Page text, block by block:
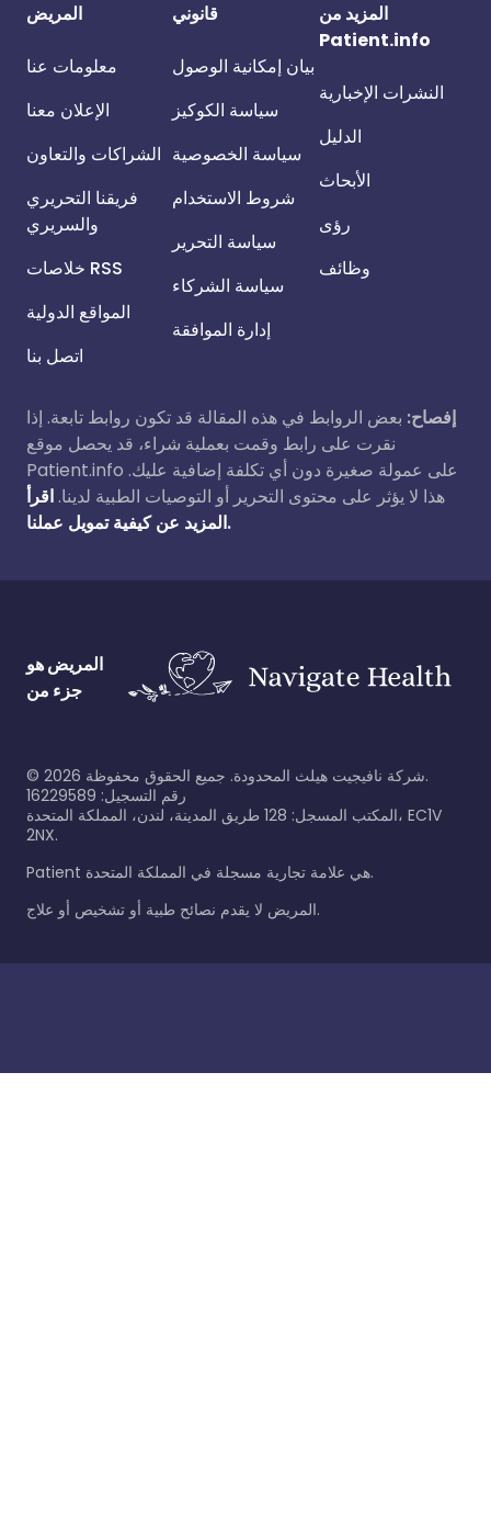
المريض
معلومات عنا
الإعلان معنا
الشراكات والتعاون
فريقنا التحريري
والسريري
خلاصات RSS
المواقع الدولية
اتصل بنا
قانوني
بيان إمكانية الوصول
سياسة الكوكيز
سياسة الخصوصية
شروط الاستخدام
سياسة التحرير
سياسة الشركاء
إدارة الموافقة
المزيد من
Patient.info
النشرات الإخبارية
الدليل
الأبحاث
رؤى
وظائف
إفصاح: بعض الروابط في هذه المقالة قد تكون روابط تابعة. إذا
نقرت على رابط وقمت بعملية شراء، قد يحصل موقع
Patient.info على عمولة صغيرة دون أي تكلفة إضافية عليك.
هذا لا يؤثر على محتوى التحرير أو التوصيات الطبية لدينا. اقرأ
المزيد عن كيفية تمويل عملنا.
المريض هو
جزء من
© 2026
شركة نافيجيت هيلث المحدودة. جميع الحقوق محفوظة.
رقم التسجيل: 16229589
المكتب المسجل: 128 طريق المدينة، لندن، المملكة المتحدة، EC1V
2NX.
Patient هي علامة تجارية مسجلة في المملكة المتحدة.
المريض لا يقدم نصائح طبية أو تشخيص أو علاج.